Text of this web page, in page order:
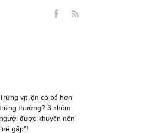
Trứng vịt lộn có bổ hơn
trứng thường? 3 nhóm
người được khuyên nên
"né gấp"!